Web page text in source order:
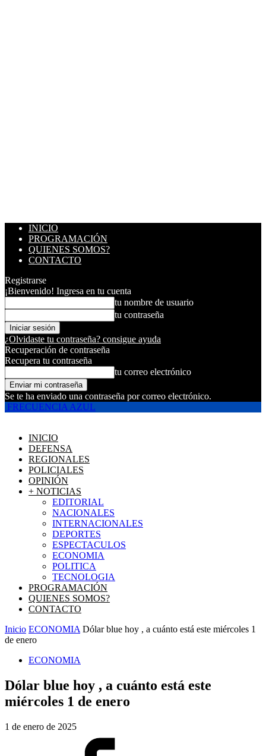
INICIO
PROGRAMACIÓN
QUIENES SOMOS?
CONTACTO
Registrarse
¡Bienvenido! Ingresa en tu cuenta
tu nombre de usuario
tu contraseña
¿Olvidaste tu contraseña? consigue ayuda
Recuperación de contraseña
Recupera tu contraseña
tu correo electrónico
Se te ha enviado una contraseña por correo electrónico.
FRECUENCIA AZUL
INICIO
DEFENSA
REGIONALES
POLICIALES
OPINIÓN
+ NOTICIAS
EDITORIAL
NACIONALES
INTERNACIONALES
DEPORTES
ESPECTACULOS
ECONOMIA
POLITICA
TECNOLOGIA
PROGRAMACIÓN
QUIENES SOMOS?
CONTACTO
Inicio ECONOMIA Dólar blue hoy , a cuánto está este miércoles 1
de enero
ECONOMIA
Dólar blue hoy , a cuánto está este
miércoles 1 de enero
1 de enero de 2025